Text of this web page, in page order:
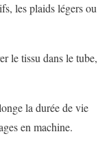
les plaids légers ou
le tissu dans le tube,
la durée de vie
en machine.